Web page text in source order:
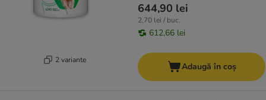
2 variante
644,90 lei
2,70 lei / buc.
612,66 lei
Adaugă în coș